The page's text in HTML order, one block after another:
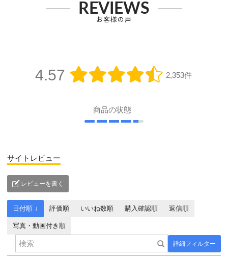
REVIEWS
お客様の声
4.57 2,353件
商品の状態
サイトレビュー
レビューを書く
詳細フィルター
日付順 ↓ 評価順 いいね数順 購入確認順 返信順
写真・動画付き順